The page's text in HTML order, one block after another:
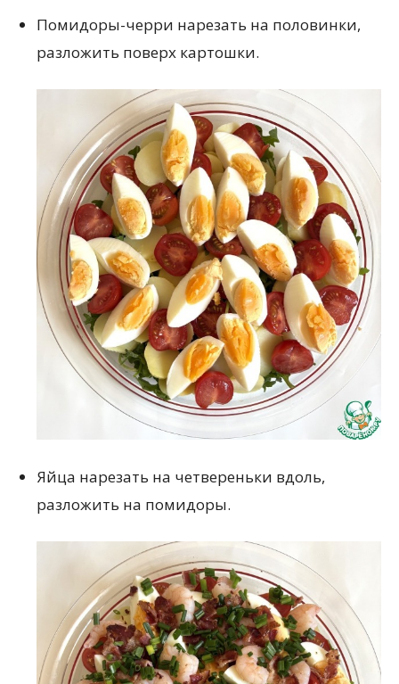
Помидоры-черри нарезать на половинки,
разложить поверх картошки.
Яйца нарезать на четвереньки вдоль,
разложить на помидоры.